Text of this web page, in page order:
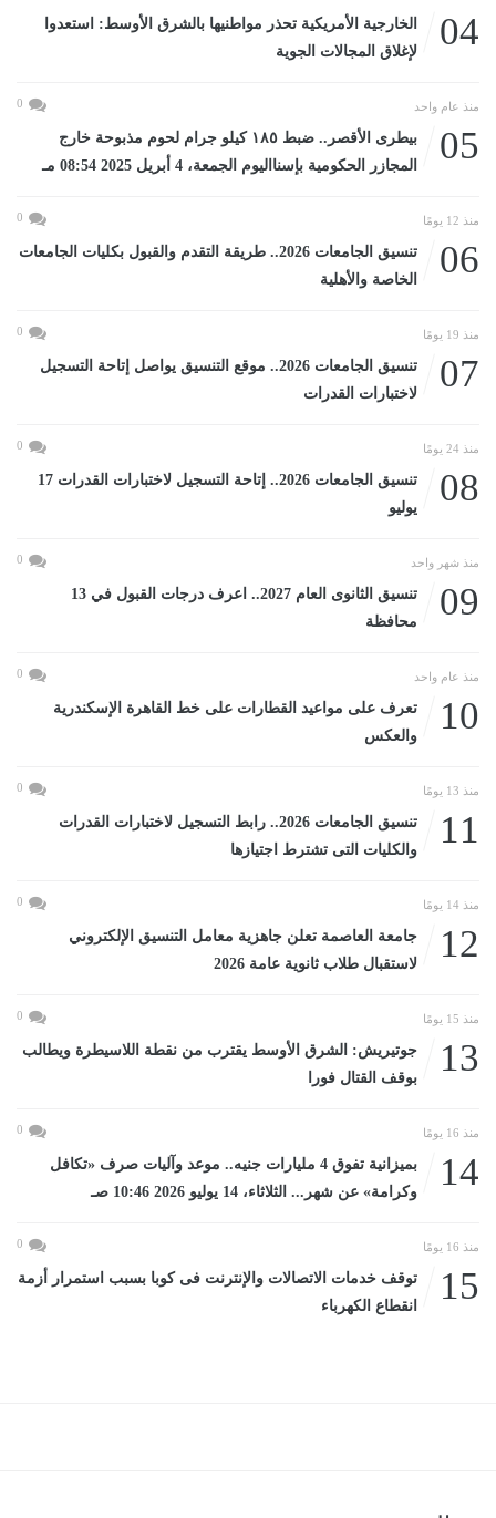
04
الخارجية الأمريكية تحذر مواطنيها بالشرق الأوسط: استعدوا
لإغلاق المجالات الجوية
منذ عام واحد 0
05
بيطرى الأقصر.. ضبط ١٨٥ كيلو جرام لحوم مذبوحة خارج
المجازر الحكومية بإسنااليوم الجمعة، 4 أبريل 2025 08:54 مـ
منذ 12 يومًا 0
06
تنسيق الجامعات 2026.. طريقة التقدم والقبول بكليات الجامعات
الخاصة والأهلية
منذ 19 يومًا 0
07
تنسيق الجامعات 2026.. موقع التنسيق يواصل إتاحة التسجيل
لاختبارات القدرات
منذ 24 يومًا 0
08
تنسيق الجامعات 2026.. إتاحة التسجيل لاختبارات القدرات 17
يوليو
منذ شهر واحد 0
09
تنسيق الثانوى العام 2027.. اعرف درجات القبول في 13
محافظة
منذ عام واحد 0
10
تعرف على مواعيد القطارات على خط القاهرة الإسكندرية
والعكس
منذ 13 يومًا 0
11
تنسيق الجامعات 2026.. رابط التسجيل لاختبارات القدرات
والكليات التى تشترط اجتيازها
منذ 14 يومًا 0
12
جامعة العاصمة تعلن جاهزية معامل التنسيق الإلكتروني
لاستقبال طلاب ثانوية عامة 2026
منذ 15 يومًا 0
13
جوتيريش: الشرق الأوسط يقترب من نقطة اللاسيطرة ويطالب
بوقف القتال فورا
منذ 16 يومًا 0
14
بميزانية تفوق 4 مليارات جنيه.. موعد وآليات صرف «تكافل
وكرامة» عن شهر... الثلاثاء، 14 يوليو 2026 10:46 صـ
منذ 16 يومًا 0
15
توقف خدمات الاتصالات والإنترنت فى كوبا بسبب استمرار أزمة
انقطاع الكهرباء